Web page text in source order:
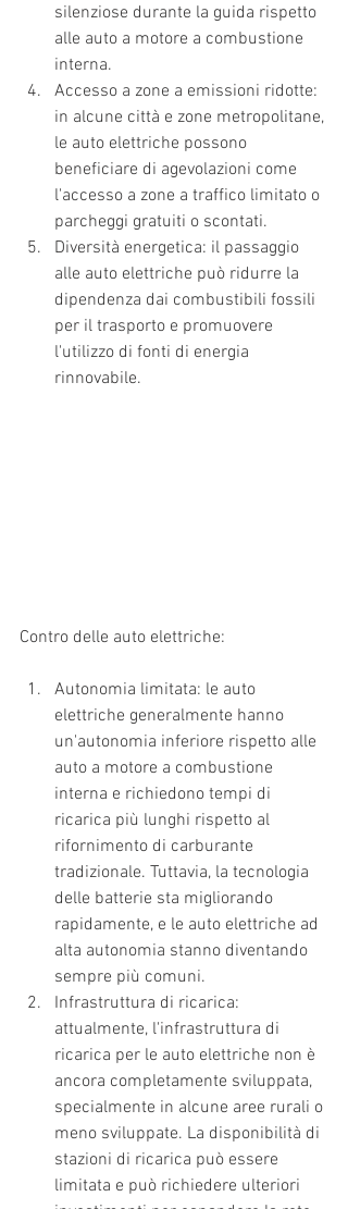
silenziose durante la guida rispetto
alle auto a motore a combustione
interna.
Accesso a zone a emissioni ridotte:
in alcune città e zone metropolitane,
le auto elettriche possono
beneficiare di agevolazioni come
l'accesso a zone a traffico limitato o
parcheggi gratuiti o scontati.
Diversità energetica: il passaggio
alle auto elettriche può ridurre la
dipendenza dai combustibili fossili
per il trasporto e promuovere
l'utilizzo di fonti di energia
rinnovabile.
Contro delle auto elettriche:
Autonomia limitata: le auto
elettriche generalmente hanno
un'autonomia inferiore rispetto alle
auto a motore a combustione
interna e richiedono tempi di
ricarica più lunghi rispetto al
rifornimento di carburante
tradizionale. Tuttavia, la tecnologia
delle batterie sta migliorando
rapidamente, e le auto elettriche ad
alta autonomia stanno diventando
sempre più comuni.
Infrastruttura di ricarica:
attualmente, l'infrastruttura di
ricarica per le auto elettriche non è
ancora completamente sviluppata,
specialmente in alcune aree rurali o
meno sviluppate. La disponibilità di
stazioni di ricarica può essere
limitata e può richiedere ulteriori